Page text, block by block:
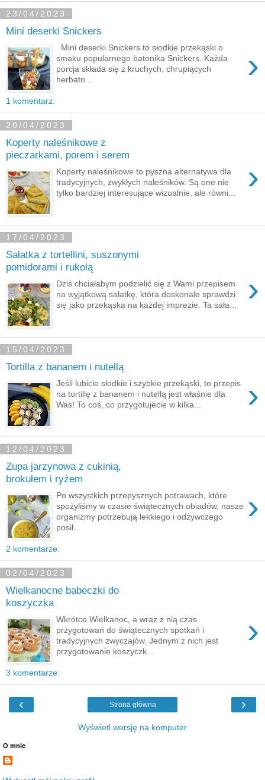
23/04/2023
Mini deserki Snickers
›
Mini deserki Snickers to słodkie przekąski o
smaku popularnego batonika Snickers. Każda
porcja składa się z kruchych, chrupiących
herbatn...
1 komentarz:
20/04/2023
Koperty naleśnikowe z
pieczarkami, porem i serem
›
Koperty naleśnikowe to pyszna alternatywa dla
tradycyjnych, zwykłych naleśników. Są one nie
tylko bardziej interesujące wizualnie, ale równi...
17/04/2023
Sałatka z tortellini, suszonymi
pomidorami i rukolą
›
Dziś chciałabym podzielić się z Wami przepisem
na wyjątkową sałatkę, która doskonale sprawdzi
się jako przekąska na każdej imprezie. Ta sała...
15/04/2023
Tortilla z bananem i nutellą
›
Jeśli lubicie słodkie i szybkie przekąski, to przepis
na tortillę z bananem i nutellą jest właśnie dla
Was! To coś, co przygotujecie w kilka...
12/04/2023
Zupa jarzynowa z cukinią,
brokułem i ryżem
›
Po wszystkich przepysznych potrawach, które
spożyliśmy w czasie świątecznych obiadów, nasze
organizmy potrzebują lekkiego i odżywczego
posił...
2 komentarze:
02/04/2023
Wielkanocne babeczki do
koszyczka
›
Wkrótce Wielkanoc, a wraz z nią czas
przygotowań do świątecznych spotkań i
tradycyjnych zwyczajów. Jednym z nich jest
przygotowanie koszyczk...
3 komentarze:
‹ ›
Strona główna
Wyświetl wersję na komputer
O mnie